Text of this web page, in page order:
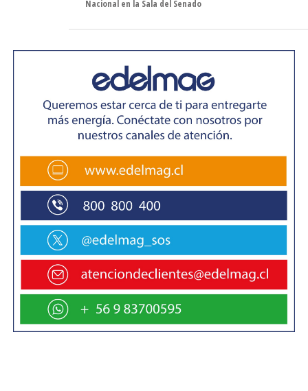
Fuente: Cooperativa.clNacional en la Sala del Senado